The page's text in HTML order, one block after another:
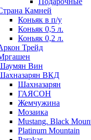
Камней
Коньяк в п/у
Коньяк 0,5 л.
Коньяк 0,2 л.
Трейд
Вин
ВКД
Шахназарян
ГАЯСОН
Жемчужина
Мозаика
Mustang. Black
Platinum Mountain